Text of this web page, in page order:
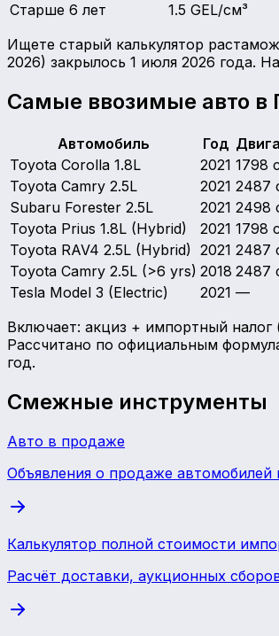
Старше 6 лет
1.5 GEL/см³
Ищете старый калькулятор
2026) закрылось 1 июля 2026 года.
Самые ввозимые авто в
Автомобиль Год
Toyota Corolla 1.8L
2021 1798
Toyota Camry 2.5L
2021 2487
Subaru Forester 2.5L
2021 2498
Toyota Prius 1.8L (Hybrid) 2021 1798
Toyota RAV4 2.5L (Hybrid) 2021 2487
Toyota Camry 2.5L (>6 yrs) 2018 2487
Tesla Model 3 (Electric) 2021 —
Включает: акциз + импортный
Рассчитано по официальным
год.
Смежные инструменты
Авто в продаже
Объявления о продаже
Калькулятор полной стоимости
Расчёт доставки, аукционных